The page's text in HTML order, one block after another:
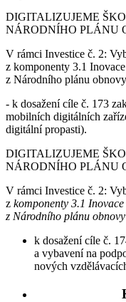
DIGITALIZUJEME
NÁRODNÍHO PLÁNU
V rámci Investice č. 2:
z komponenty 3.1
z Národního plánu
- k dosažení cíle č. 173
mobilních digitálních
digitální propasti).
DIGITALIZUJEME
NÁRODNÍHO PLÁNU
V rámci Investice č. 2:
z komponenty 3.1
z Národního plánu obnovy
k dosažení cíle č.
a vybavení na
nových